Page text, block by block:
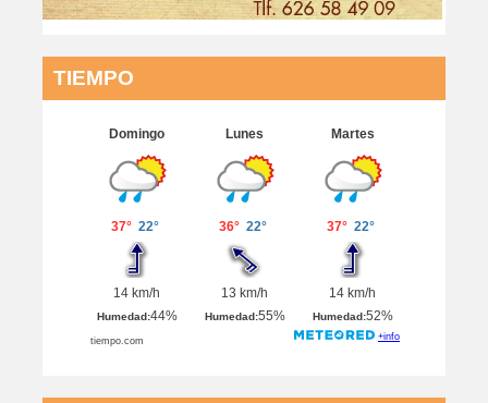
TIEMPO